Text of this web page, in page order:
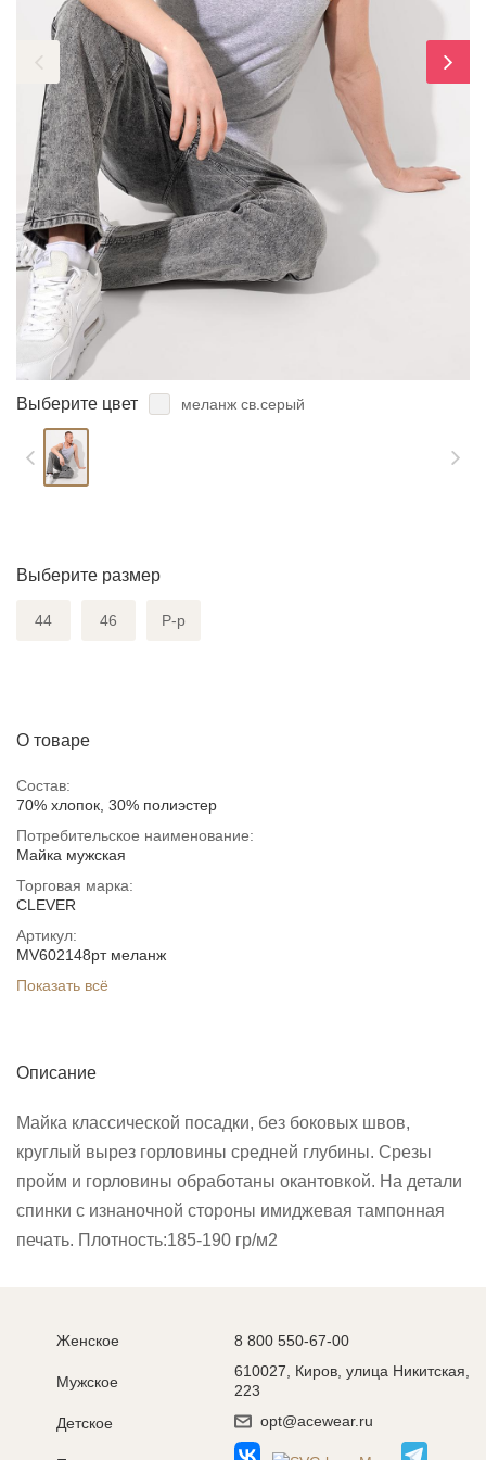
Выберите цвет меланж св.серый
Выберите размер
44 46 Р-р
О товаре
Состав:
70% хлопок, 30% полиэстер
Потребительское наименование:
Майка мужская
Торговая марка:
CLEVER
Артикул:
MV602148рт меланж
Показать всё
Описание
Майка классической посадки, без боковых швов,
круглый вырез горловины средней глубины. Срезы
пройм и горловины обработаны окантовкой. На детали
спинки с изнаночной стороны имиджевая тампонная
печать. Плотность:185-190 гр/м2
Женское
Мужское
Детское
8 800 550-67-00
610027, Киров, улица Никитская,
223
opt@acewear.ru